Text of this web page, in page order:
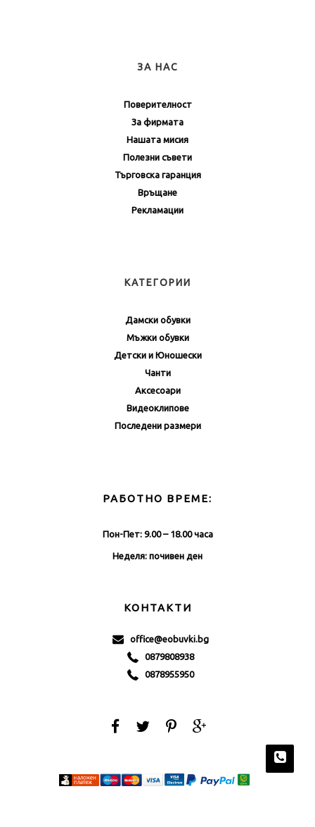
ЗА НАС
Поверителност
За фирмата
Нашата мисия
Полезни съвети
Търговска гаранция
Връщане
Рекламации
КАТЕГОРИИ
Дамски обувки
Мъжки обувки
Детски и Юношески
Чанти
Аксесоари
Видеоклипове
Последени размери
РАБОТНО ВРЕМЕ:
Пон-Пет: 9.00 – 18.00 часа
Неделя: почивен ден
КОНТАКТИ
office@eobuvki.bg
0879808938
0878955950